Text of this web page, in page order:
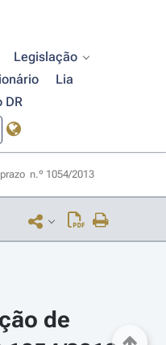
Legislação
Lia
DR
n.º 1054/2013
de